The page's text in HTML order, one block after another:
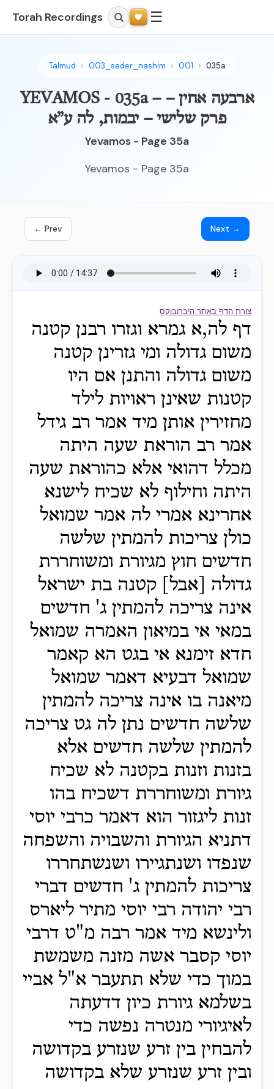
Torah Recordings ☰
Talmud 003_seder_nashim 001 035a
YEVAMOS - 035a – ארבעה אחין –
פרק שלישי – יבמות, לה ע”א
Yevamos - Page 35a
Yevamos - Page 35a
← Prev Next →
צורת הדף באתר היברובוקס
דף לה,א גמרא וגזרו רבנן קטנה
משום גדולה ומי גזרינן קטנה
משום גדולה והתנן אם היו
קטנות שאינן ראויות לילד
מחזירין אותן מיד אמר רב גידל
אמר רב הוראת שעה היתה
מכלל דהואי אלא כהוראת שעה
היתה וחילוף לא שכיח לישנא
אחרינא אמרי לה אמר שמואל
כולן צריכות להמתין שלשה
חדשים חוץ מגיורת ומשוחררת
גדולה [אבל] קטנה בת ישראל
אינה צריכה להמתין ג' חדשים
במאי אי במיאון האמרה שמואל
חדא זימנא אי בגט הא קאמר
שמואל דבעיא דאמר שמואל
מיאנה בו אינה צריכה להמתין
שלשה חדשים נתן לה גט צריכה
להמתין שלשה חדשים אלא
בזנות וזנות בקטנה לא שכיח
גיורת ומשוחררת דשכיח בהו
זנות ליגזור הוא דאמר כרבי יוסי
דתניא הגיורת והשבויה והשפחה
שנפדו ושנתגיירו ושנשתחררו
צריכות להמתין ג' חדשים דברי
רבי יהודה רבי יוסי מתיר ליארס
ולינשא מיד אמר רבה מ"ט דרבי
יוסי קסבר אשה מזנה משמשת
במוך כדי שלא תתעבר א"ל אביי
בשלמא גיורת כיון דדעתה
לאיגיורי מנטרה נפשה כדי
להבחין בין זרע שנזרע בקדושה
ובין זרע שנזרע שלא בקדושה